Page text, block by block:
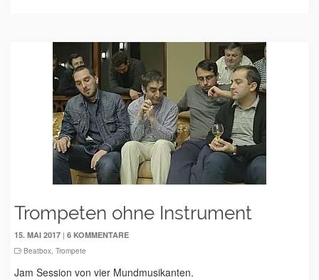
Trompeten ohne Instrument
15. MAI 2017 | 6 KOMMENTARE
Beatbox, Trompete
Jam Session von vier Mundmusikanten.